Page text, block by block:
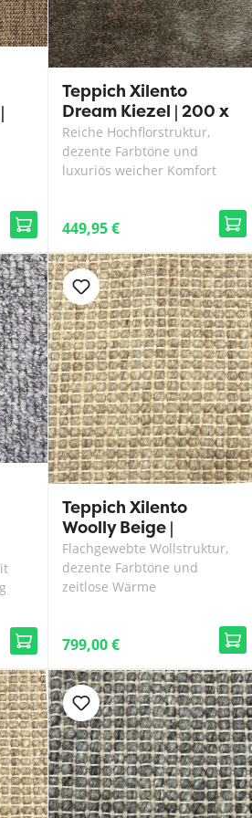
Teppich Xilento
Dream Kiezel | 200 x
300 cm
Reiche Hochflorstruktur,
dezente Farbtöne und
luxuriös weicher Komfort
449,95 €
Teppich Xilento
Woolly Beige |
200x300 cm
Flachgewebte Wollstruktur,
dezente Farbtöne und
zeitlose Wärme
799,00 €